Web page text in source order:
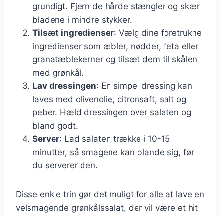
grundigt. Fjern de hårde stængler og skær
bladene i mindre stykker.
Tilsæt ingredienser: Vælg dine foretrukne
ingredienser som æbler, nødder, feta eller
granatæblekerner og tilsæt dem til skålen
med grønkål.
Lav dressingen: En simpel dressing kan
laves med olivenolie, citronsaft, salt og
peber. Hæld dressingen over salaten og
bland godt.
Server: Lad salaten trække i 10-15
minutter, så smagene kan blande sig, før
du serverer den.
Disse enkle trin gør det muligt for alle at lave en
velsmagende grønkålssalat, der vil være et hit